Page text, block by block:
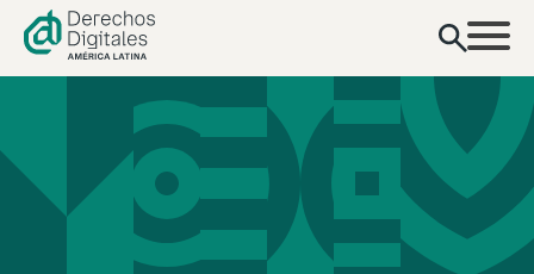
contenido